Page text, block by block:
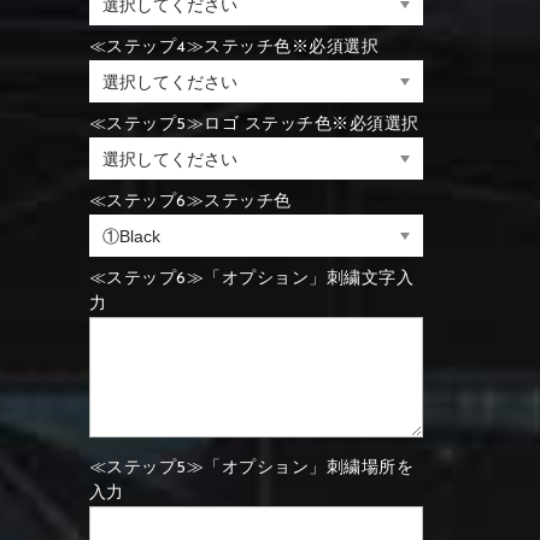
⑮Wine red
⑪Black ⑫Ivory
⑮Wine red
⑪Black
⑪Blue ⑫Aqua blue
⑮Rose pink
⑪Blue
⑮Rose pink
≪ステップ4≫ステッチ色※必須選択
≪ステップ5≫ロゴ ステッチ色※必須選択
≪ステップ6≫ステッチ色
≪ステップ6≫「オプション」刺繍文字入
力
≪ステップ5≫「オプション」刺繍場所を
入力